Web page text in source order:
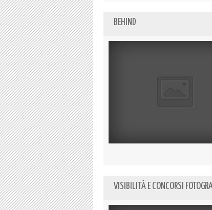
BEHIND
VISIBILITÀ E CONCORSI